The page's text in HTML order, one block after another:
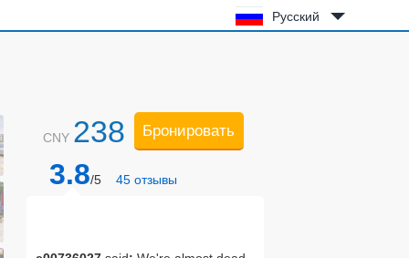
Русский
CNY 238 Бронировать
3.8/5 45отзывы